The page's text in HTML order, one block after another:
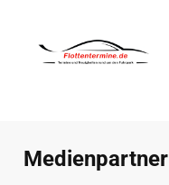
Medienpartner